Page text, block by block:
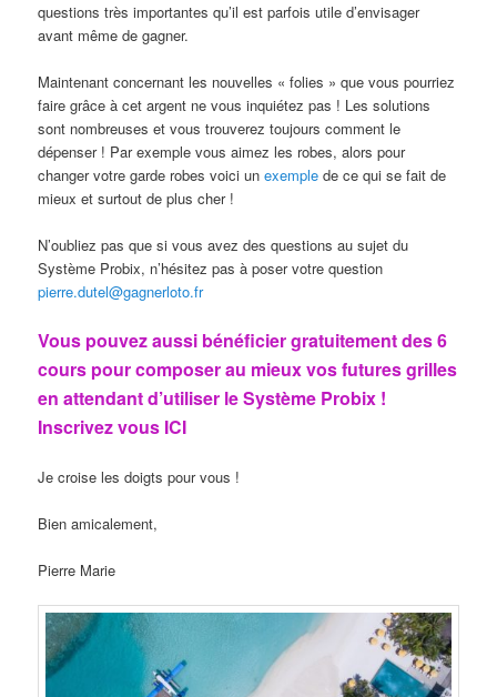
questions très importantes qu’il est parfois utile d’envisager
avant même de gagner.
Maintenant concernant les nouvelles « folies » que vous pourriez
faire grâce à cet argent ne vous inquiétez pas ! Les solutions
sont nombreuses et vous trouverez toujours comment le
dépenser ! Par exemple vous aimez les robes, alors pour
changer votre garde robes voici unexemple de ce qui se fait de
mieux et surtout de plus cher !
N’oubliez pas que si vous avez des questions au sujet du
Système Probix, n’hésitez pas à poser votre question
pierre.dutel@gagnerloto.fr
Vous pouvez aussi bénéficier gratuitement des 6
cours pour composer au mieux vos futures grilles
en attendant d’utiliser le Système Probix !
Inscrivez vous ICI
Je croise les doigts pour vous !
Bien amicalement,
Pierre Marie